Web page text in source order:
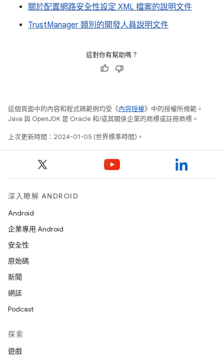
關於配置網路安全性設定 XML 檔案的說明文件
TrustManager 類別的開發人員說明文件
這對你有幫助嗎？
這個頁面中的內容和程式碼範例均受《內容授權》中的授權所規範。
Java 與 OpenJDK 是 Oracle 和/或其關係企業的商標或註冊商標。
上次更新時間：2024-01-05 (世界標準時間)。
深入瞭解 ANDROID
Android
企業專用 Android
安全性
原始碼
新聞
網誌
Podcast
探索
遊戲